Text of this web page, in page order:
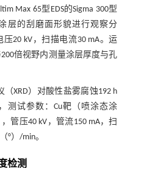
Max 65型EDS的Sigma 300型
层的刮磨面形貌进行观察分
20 kV，扫描电流30 mA。运
倍视野内测量涂层厚度与孔
（XRD）对酸性盐雾腐蚀192 h
测试参数：Cu靶（喷涂态涂
管压40 kV，管流150 mA，扫
°）/min。
检测